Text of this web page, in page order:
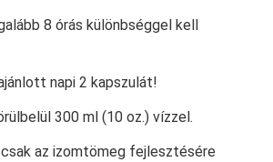
8 órás különbséggel kell
napi 2 kapszulát!
300 ml (10 oz.) vízzel.
az izomtömeg fejlesztésére